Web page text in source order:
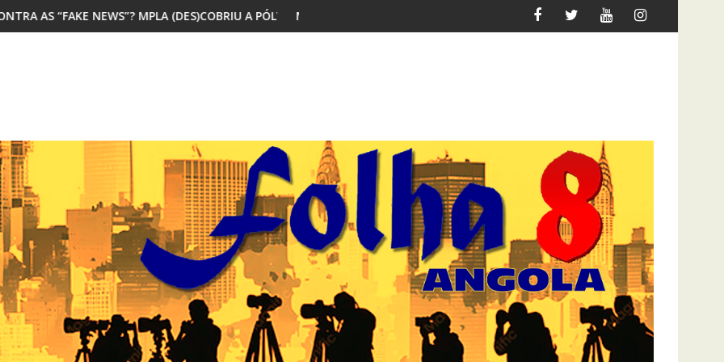
(DES)COBRIU A PÓLVORAMAIORIA DOS JOVENS AFRICANOS QUER MIGRAR ATAQUE À UNITEL AINDA AFECTA A VIDA